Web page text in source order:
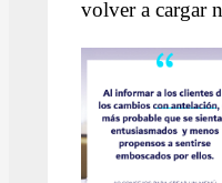
volver a cargar